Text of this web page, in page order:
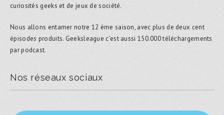
curiosités geeks et de jeux de société.
Nous allons entamer notre 12 ème saison, avec plus de deux cent
épisodes produits. Geeksleague c’est aussi 150.000 téléchargements
par podcast.
Nos réseaux sociaux